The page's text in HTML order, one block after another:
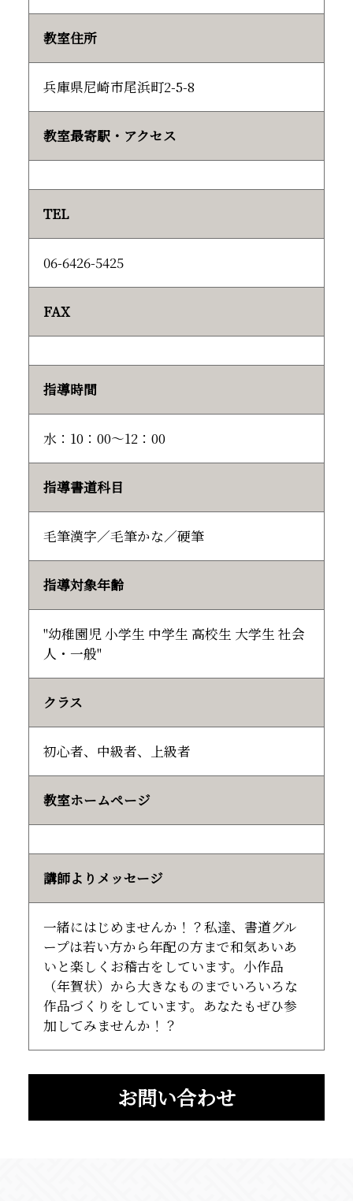
教室住所
兵庫県尼崎市尾浜町2-5-8
教室最寄駅・アクセス
TEL
06-6426-5425
FAX
指導時間
水：10：00～12：00
指導書道科目
毛筆漢字／毛筆かな／硬筆
指導対象年齢
"幼稚園児 小学生 中学生 高校生 大学生 社会
人・一般"
クラス
初心者、中級者、上級者
教室ホームページ
講師よりメッセージ
一緒にはじめませんか！？私達、書道グル
ープは若い方から年配の方まで和気あいあ
いと楽しくお稽古をしています。小作品
（年賀状）から大きなものまでいろいろな
作品づくりをしています。あなたもぜひ参
加してみませんか！？